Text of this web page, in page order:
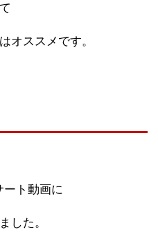
オススメです。
ート動画に
した。